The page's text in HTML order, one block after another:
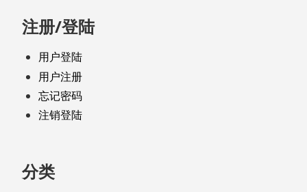
注册/登陆
用户登陆
用户注册
忘记密码
注销登陆
分类